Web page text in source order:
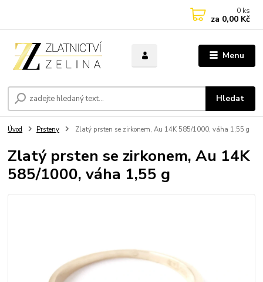
Menu
Hledat
0 ks
za 0,00 Kč
Úvod Prsteny Zlatý prsten se zirkonem, Au 14K 585/1000, váha 1,55 g
Zlatý prsten se zirkonem, Au 14K
585/1000, váha 1,55 g